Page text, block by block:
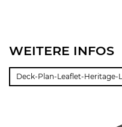
WEITERE INFOS
Deck-Plan-Leaflet-Heritage-